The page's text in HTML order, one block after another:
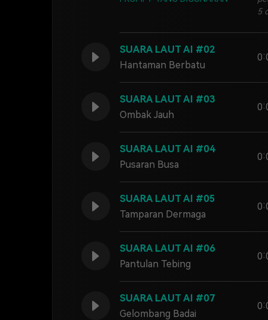
5
SUARA LAUT AI #02
Hantaman Berbatu
SUARA LAUT AI #03
Ombak Jauh
SUARA LAUT AI #04
Pusaran Busa
SUARA LAUT AI #05
Tamparan Dermaga
SUARA LAUT AI #06
Pantulan Tebing
SUARA LAUT AI #07
Gelombang Badai